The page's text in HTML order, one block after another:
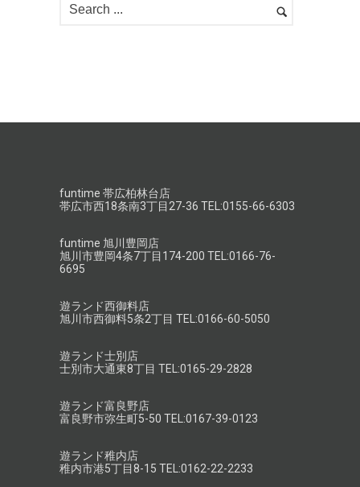
funtime 帯広柏林台店
帯広市西18条南3丁目27-36 TEL:0155-66-6303
funtime 旭川豊岡店
旭川市豊岡4条7丁目174-200 TEL:0166-76-
6695
遊ランド西御料店
旭川市西御料5条2丁目 TEL:0166-60-5050
遊ランド士別店
士別市大通東8丁目 TEL:0165-29-2828
遊ランド富良野店
富良野市弥生町5-50 TEL:0167-39-0123
遊ランド稚内店
稚内市港5丁目8-15 TEL:0162-22-2233